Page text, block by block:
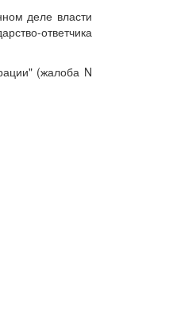
деле власти
ответчика
(жалоба N